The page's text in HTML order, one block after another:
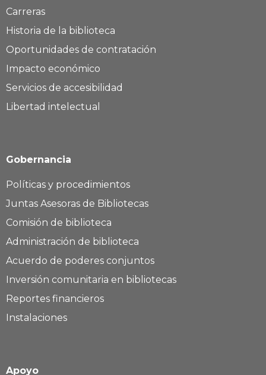
Carreras
Historia de la biblioteca
Oportunidades de contratación
Impacto económico
Servicios de accesibilidad
Libertad intelectual
Gobernancia
Políticas y procedimientos
Juntas Asesoras de Bibliotecas
Comisión de biblioteca
Administración de biblioteca
Acuerdo de poderes conjuntos
Inversión comunitaria en bibliotecas
Reportes financieros
Instalaciones
Apoyo